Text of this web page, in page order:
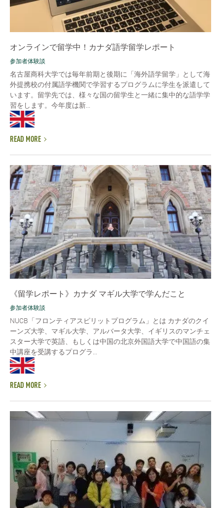
オンラインで留学中！カナダ語学留学レポート
参加者体験談
名古屋商科大学では毎年前期と後期に「海外語学留学」として海
外提携校の付属語学機関で学習するプログラムに学生を派遣して
います。留学先では、様々な国の留学生と一緒に集中的な語学学
習をします。今年度は新...
READ MORE
《留学レポート》カナダ マギル大学で学んだこと
参加者体験談
NUCB「フロンティアスピリットプログラム」とは カナダのクイ
ーンズ大学、マギル大学、アルバータ大学、イギリスのマンチェ
スター大学で英語、もしくは中国の北京外国語大学で中国語の集
中講座を受講するプログラ...
READ MORE